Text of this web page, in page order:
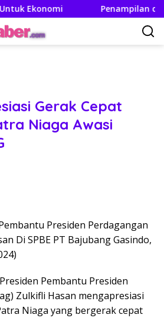
Penampilan dan
Gerak Cepat
Niaga Awasi
Presiden Perdagangan
Di SPBE PT Bajubang Gasindo,
Pembantu Presiden
Zulkifli Hasan mengapresiasi
Niaga yang bergerak cepat